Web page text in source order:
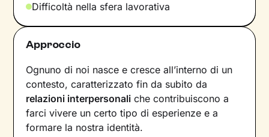
Difficoltà nella sfera lavorativa
Approccio
Ognuno di noi nasce e cresce all’interno di un
contesto, caratterizzato fin da subito da
relazioni interpersonali che contribuiscono a
farci vivere un certo tipo di esperienze e a
formare la nostra identità.